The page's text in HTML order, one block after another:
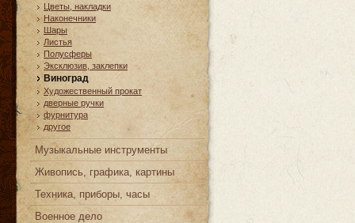
Цветы, накладки
Наконечники
Шары
Листья
Полусферы
Эксклюзив, заклепки
Виноград
Художественный прокат
дверные ручки
фурнитура
другое
Музыкальные инструменты
Живопись, графика, картины
Техника, приборы, часы
Военное дело